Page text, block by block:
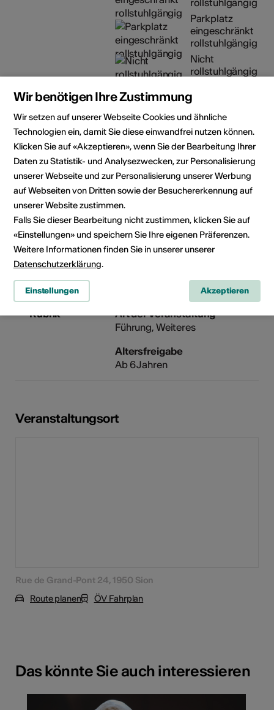
Parkplatz
eingeschränkt
rollstuhlgängig
Nicht
rollstuhlgängig
Zugänglichkeit
Künstler
Vital Z'Brun
Artiste
Veranstalter
Ferme-Asile
Allée de la Ferme-Asile 1
1950 Sion
Telefon 027/203.21.11
Reservationen 027/203.21.11
E-Mail
Rubrik
Art der Veranstaltung
Führung Weiteres
Altersfreigabe
Ab 6 Jahren
Veranstaltungsort
Rue de Grand-Pont 24, 1950 Sion
Route planen
ÖV Fahrplan
Das könnte Sie auch interessieren
Wir benötigen Ihre Zustimmung
Wir setzen auf unserer Webseite Cookies und ähnliche
Technologien ein, damit Sie diese einwandfrei nutzen können.
Klicken Sie auf «Akzeptieren», wenn Sie der Bearbeitung Ihrer
Daten zu Statistik- und Analysezwecken, zur Personalisierung
unserer Webseite und zur Personalisierung unserer Werbung
auf Webseiten von Dritten sowie der Besuchererkennung auf
unserer Website zustimmen.
Falls Sie dieser Bearbeitung nicht zustimmen, klicken Sie auf
«Einstellungen» und speichern Sie Ihre eigenen Präferenzen.
Weitere Informationen finden Sie in unserer unserer
Datenschutzerklärung.
Einstellungen Akzeptieren